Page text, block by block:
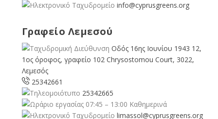
info@cyprusgreens.org
Γραφείο Λεμεσού
Οδός 16ης Ιουνίου 1943 12,
1ος όροφος, γραφείο 102 Chrysostomou Court, 3022,
Λεμεσός
25342661
25342665
07:45 – 13:00 Καθημερινά
limassol@cyprusgreens.org